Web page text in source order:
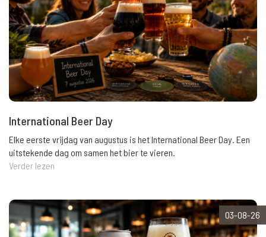
International Beer Day
Elke eerste vrijdag van augustus is het International Beer Day. Een
uitstekende dag om samen het bier te vieren.
Verder lezen
03-08-26